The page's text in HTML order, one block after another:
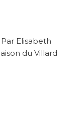
Elisabeth
du Villard